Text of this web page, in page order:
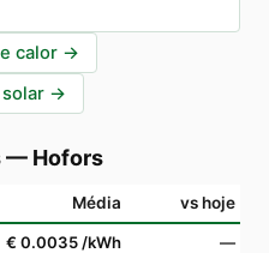
calor →
→
— Hofors
Média vs hoje
€ 0.0035 /kWh
—